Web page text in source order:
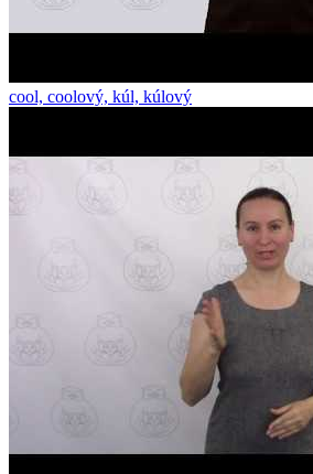
cool, coolový, kúl, kúlový